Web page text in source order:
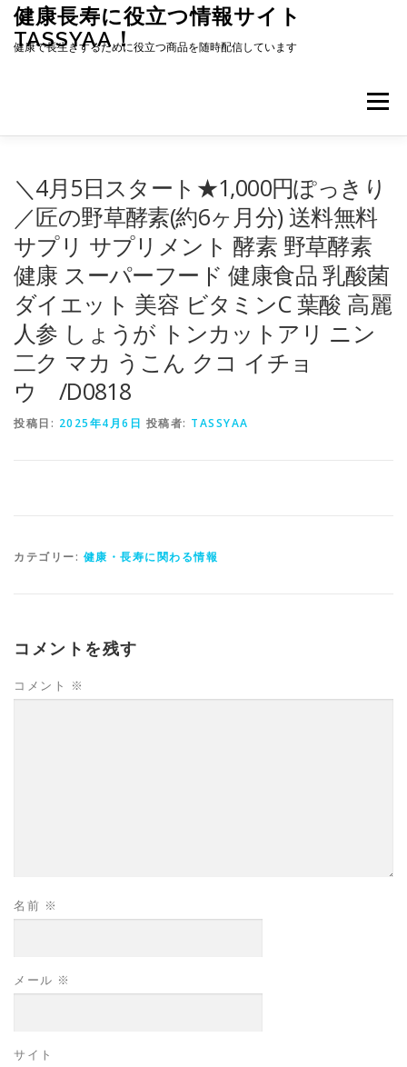
キ
健康長寿に役立つ情報サイト
TASSYAA！
健康で長生きするために役立つ商品を随時配信しています
メニュー
＼4月5日スタート★1,000円ぽっきり
／匠の野草酵素(約6ヶ月分) 送料無料
サプリ サプリメント 酵素 野草酵素
健康 スーパーフード 健康食品 乳酸菌
ダイエット 美容 ビタミンC 葉酸 高麗
人参 しょうが トンカットアリ ニン
二ク マカ うこん クコ イチョ
ウ /D0818
投稿日: 2025年4月6日 投稿者: TASSYAA
カテゴリー: 健康・長寿に関わる情報
コメントを残す
コメント ※
名前 ※
メール ※
サイト